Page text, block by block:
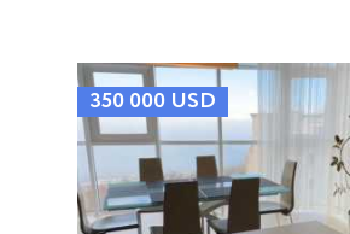
350 000 USD